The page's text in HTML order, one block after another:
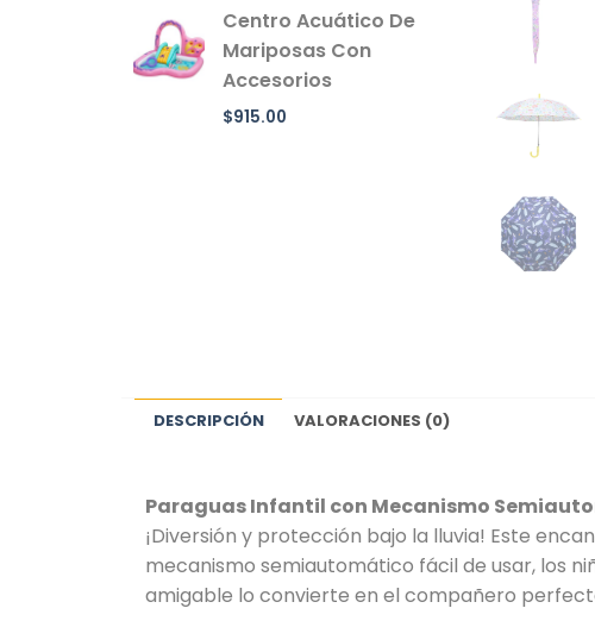
Centro Acuático De
Mariposas Con
Accesorios
$915.00
DESCRIPCIÓN VALORACIONES (0)
Paraguas Infantil con Mecanismo
¡Diversión y protección bajo la lluvia! Este
mecanismo semiautomático fácil de usar, los
amigable lo convierte en el compañero